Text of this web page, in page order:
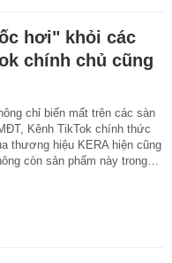
hơi" khỏi các
chính chủ cũng
chỉ biến mất trên các sàn
Kênh TikTok chính thức
thương hiệu KERA hiện cũng
còn sản phẩm này trong…